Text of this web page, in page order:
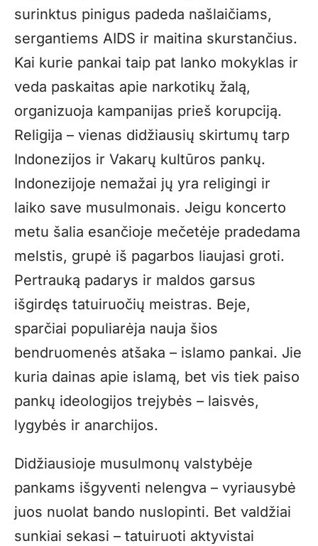
surinktus pinigus padeda našlaičiams,
sergantiems AIDS ir maitina skurstančius.
Kai kurie pankai taip pat lanko mokyklas ir
veda paskaitas apie narkotikų žalą,
organizuoja kampanijas prieš korupciją.
Religija – vienas didžiausių skirtumų tarp
Indonezijos ir Vakarų kultūros pankų.
Indonezijoje nemažai jų yra religingi ir
laiko save musulmonais. Jeigu koncerto
metu šalia esančioje mečetėje pradedama
melstis, grupė iš pagarbos liaujasi groti.
Pertrauką padarys ir maldos garsus
išgirdęs tatuiruočių meistras. Beje,
sparčiai populiarėja nauja šios
bendruomenės atšaka – islamo pankai. Jie
kuria dainas apie islamą, bet vis tiek paiso
pankų ideologijos trejybės – laisvės,
lygybės ir anarchijos.
Didžiausioje musulmonų valstybėje
pankams išgyventi nelengva – vyriausybė
juos nuolat bando nuslopinti. Bet valdžiai
sunkiai sekasi – tatuiruoti aktyvistai